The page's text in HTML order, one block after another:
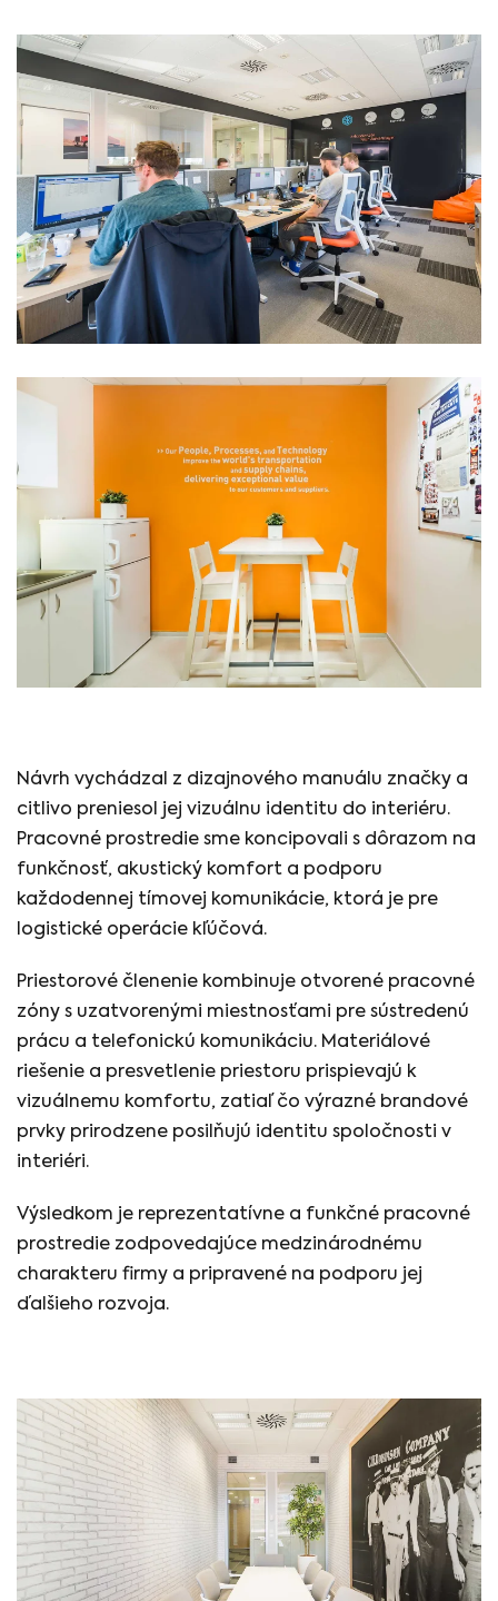
Návrh vychádzal z dizajnového manuálu značky a
citlivo preniesol jej vizuálnu identitu do interiéru.
Pracovné prostredie sme koncipovali s dôrazom na
funkčnosť, akustický komfort a podporu
každodennej tímovej komunikácie, ktorá je pre
logistické operácie kľúčová.
Priestorové členenie kombinuje otvorené pracovné
zóny s uzatvorenými miestnosťami pre sústredenú
prácu a telefonickú komunikáciu. Materiálové
riešenie a presvetlenie priestoru prispievajú k
vizuálnemu komfortu, zatiaľ čo výrazné brandové
prvky prirodzene posilňujú identitu spoločnosti v
interiéri.
Výsledkom je reprezentatívne a funkčné pracovné
prostredie zodpovedajúce medzinárodnému
charakteru firmy a pripravené na podporu jej
ďalšieho rozvoja.